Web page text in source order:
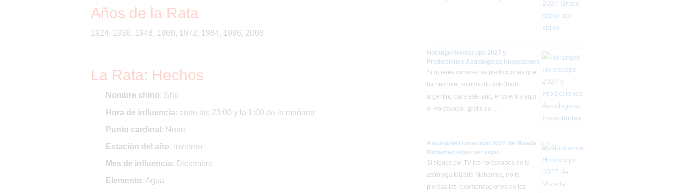
Años de la Rata
1924, 1936, 1948, 1960, 1972, 1984, 1996, 2008.
La Rata: Hechos
Nombre chino: Shu
Hora de influencia: entre las 23:00 y la 1:00 de la mañana
Punto cardinal : Norte
Estación del año: Invierno
Mes de influencia: Diciembre
Elemento: Agua
Horangel Horoscopo 2027 y
Predicciones Astrologicas Impactantes
Si quieres conocer las predicciones que
ha hecho el reconocido astrólogo
argentino para este año, encuentra aquí
el Horoscopo gratis de …
Alucinante Horoscopo 2027 de Mizada
Mohamed signo por signo
Si sigues por TV los horóscopos de la
astróloga Mizada Mohamed, no te
pierdas las recomendaciones de los